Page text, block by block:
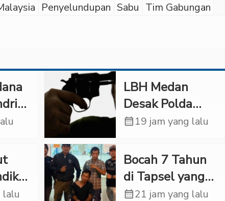
Penyelundupan Sabu Tim Gabungan
di
LBH Medan
Desak Polda
Sumut Usut
Lorenza
calendar_month19 jam yang lalu
lalu
Bocah 7 Tahun
di Tapsel yang
Ditemukan
calendar_month21 jam yang lalu